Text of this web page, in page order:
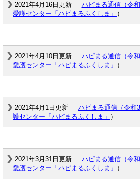
2021年4月16日更新 ハピまる通信（令和
愛護センター「ハピまるふくしま」 ）
2021年4月10日更新 ハピまる通信（令和
愛護センター「ハピまるふくしま」 ）
2021年4月1日更新 ハピまる通信（令和3
護センター「ハピまるふくしま」 ）
2021年3月31日更新 ハピまる通信（令和
愛護センター「ハピまるふくしま」 ）